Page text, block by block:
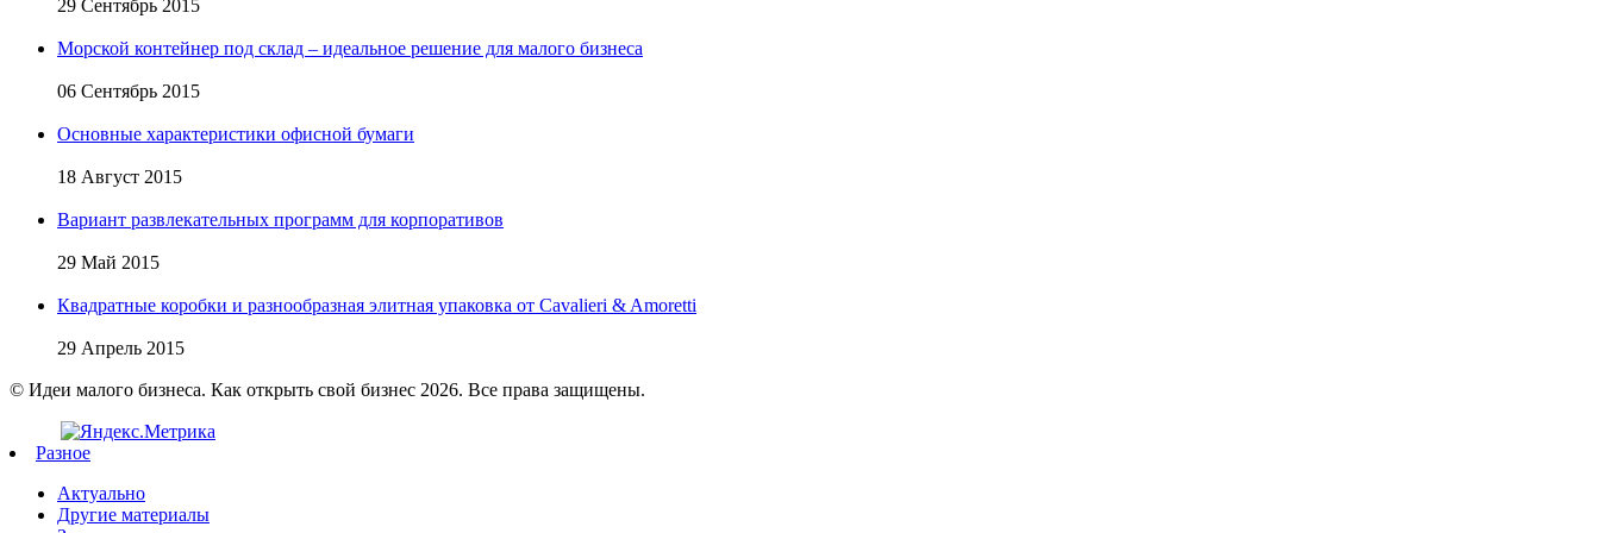
29 Сентябрь 2015
Морской контейнер под склад – идеальное решение для малого бизнеса
06 Сентябрь 2015
Основные характеристики офисной бумаги
18 Август 2015
Вариант развлекательных программ для корпоративов
29 Май 2015
Квадратные коробки и разнообразная элитная упаковка от Cavalieri & Amoretti
29 Апрель 2015
© Идеи малого бизнеса. Как открыть свой бизнес 2026. Все права защищены.
Разное
Актуально
Другие материалы